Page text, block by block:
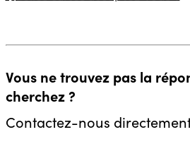
Vous ne trouvez pas la
cherchez ?
Contactez-nous